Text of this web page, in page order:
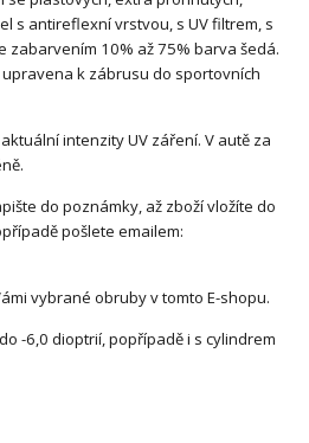
s antireflexní vrstvou, s UV filtrem, s
zabarvením 10% až 75% barva šedá.
k zábrusu do sportovních
intenzity UV záření. V autě za
do poznámky, až zboží vložíte do
pošlete emailem:
vybrané obruby v tomto E-shopu.
-6,0 dioptrií, popřípadě i s cylindrem